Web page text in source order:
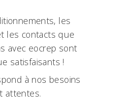
les
les contacts que
avec eocrep sont
satisfaisants !
à nos besoins
attentes.